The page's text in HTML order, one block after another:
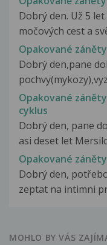
Dobrý den. Už 5
močových cest a
Opakované
Dobrý den,pane
Opakované
cyklus
Dobrý den, pane
asi deset let
Opakované
Dobrý den,
zeptat na intimni
MOHLO BY VÁS